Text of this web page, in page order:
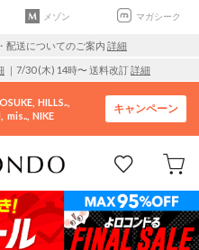
メゾン マガシーク
配送についてのご案内 詳細
｜7/30 (木) 14時〜 送料改訂詳細
HILLS..
mis.. NIKE
キャンペーン